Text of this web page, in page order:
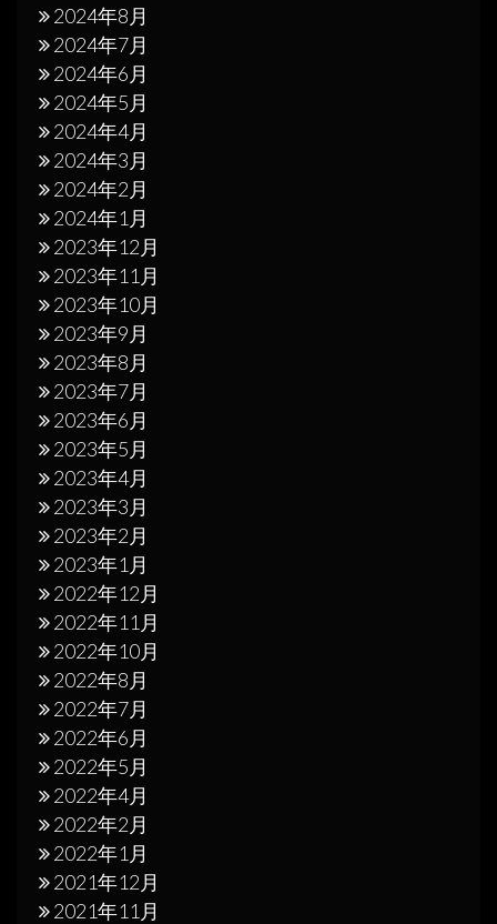
2024年8月
2024年7月
2024年6月
2024年5月
2024年4月
2024年3月
2024年2月
2024年1月
2023年12月
2023年11月
2023年10月
2023年9月
2023年8月
2023年7月
2023年6月
2023年5月
2023年4月
2023年3月
2023年2月
2023年1月
2022年12月
2022年11月
2022年10月
2022年8月
2022年7月
2022年6月
2022年5月
2022年4月
2022年2月
2022年1月
2021年12月
2021年11月